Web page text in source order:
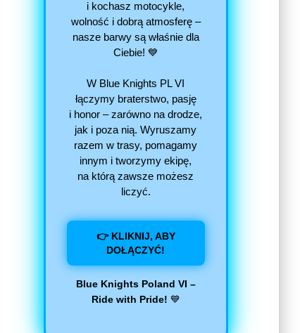
i kochasz motocykle,
wolność i dobrą atmosferę –
nasze barwy są właśnie dla
Ciebie! 💙
W Blue Knights PL VI
łączymy braterstwo, pasję
i honor – zarówno na drodze,
jak i poza nią. Wyruszamy
razem w trasy, pomagamy
innym i tworzymy ekipę,
na którą zawsze możesz
liczyć.
👉 KLIKNIJ, ABY
DOŁĄCZYĆ!
Blue Knights Poland VI –
Ride with Pride! 💙